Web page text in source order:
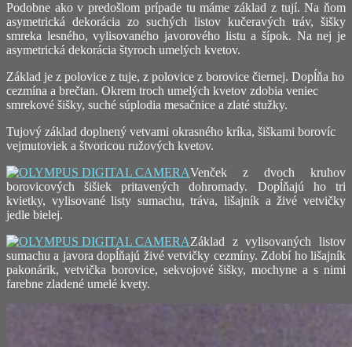
Podobne ako v predošlom prípade tu máme základ z tují. Na ňom
asymetrická dekorácia zo suchých listov kučeravých tráv, šišky
smreka lesného, vylisovaného javorového listu a šípok. Na nej je
asymetrická dekorácia štyroch umelých kvetov.
Základ je z polovice z tuje, z polovice z borovice čiernej. Dopĺňa ho
cezmína a brečtan. Okrem troch umelých kvetov zdobia veniec
smrekové šišky, suché súplodia mesačnice a zlaté stužky.
Tujový základ doplnený vetvami okrasného kríka, šiškami borovíc
vejmutoviek a štvoricou ružových kvetov.
Venček z dvoch kruhov
borovicových šišiek pritavených dohromady. Dopĺňajú ho tri
kvietky, vylisované listy sumachu, tráva, lišajník a živé vetvičky
jedle bielej.
Základ z vylisovaných listov
sumachu a javora dopĺňajú živé vetvičky cezmíny. Zdobí ho lišajník
pakonárik, vetvička borovice, sekvojové šišky, mochyne a s nimi
farebne zladené umelé kvety.